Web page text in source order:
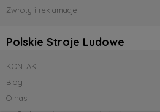
Zwroty i reklamacje
Polskie Stroje Ludowe
KONTAKT
Blog
O nas